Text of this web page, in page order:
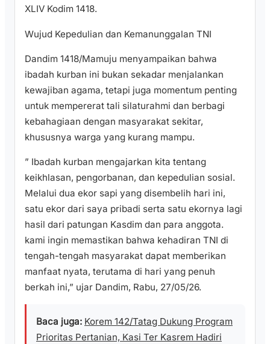
XLIV Kodim 1418.
​Wujud Kepedulian dan Kemanunggalan TNI
​Dandim 1418/Mamuju menyampaikan bahwa
ibadah kurban ini bukan sekadar menjalankan
kewajiban agama, tetapi juga momentum penting
untuk mempererat tali silaturahmi dan berbagi
kebahagiaan dengan masyarakat sekitar,
khususnya warga yang kurang mampu.
​” Ibadah kurban mengajarkan kita tentang
keikhlasan, pengorbanan, dan kepedulian sosial.
Melalui dua ekor sapi yang disembelih hari ini,
satu ekor dari saya pribadi serta satu ekornya lagi
hasil dari patungan Kasdim dan para anggota.
kami ingin memastikan bahwa kehadiran TNI di
tengah-tengah masyarakat dapat memberikan
manfaat nyata, terutama di hari yang penuh
berkah ini,” ujar Dandim, Rabu, 27/05/26.
Baca juga: Korem 142/Tatag Dukung Program
Prioritas Pertanian, Kasi Ter Kasrem Hadiri